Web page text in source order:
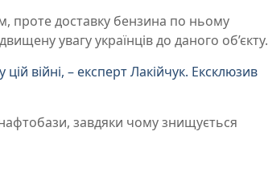
проте доставку бензина по ньому
увагу українців до даного об’єкту.
війні, – експерт Лакійчук. Ексклюзив
завдяки чому знищується